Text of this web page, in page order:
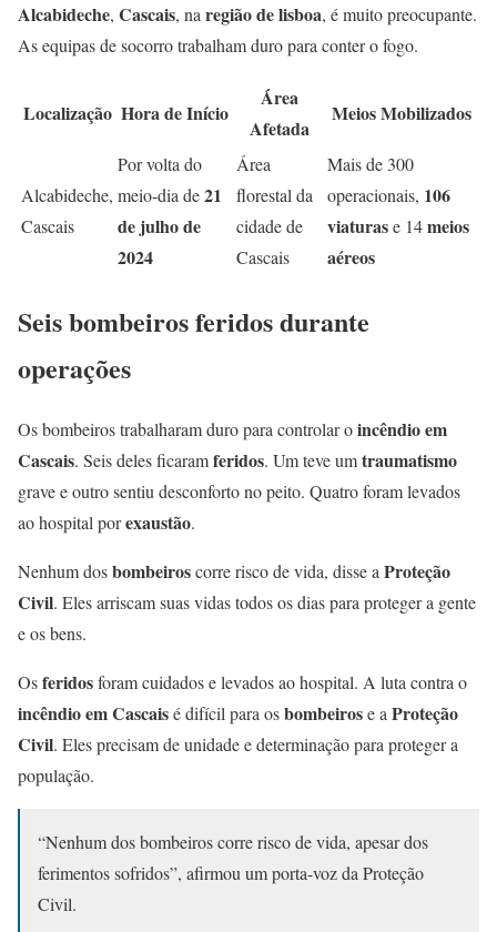
Alcabideche, Cascais, na região de lisboa, é muito preocupante.
As equipas de socorro trabalham duro para conter o fogo.
Localização Hora de Início
Área
Afetada
Meios Mobilizados
Alcabideche,
Cascais
Por volta do
meio-dia de21
de julho de
2024
Área
florestal da
cidade de
Cascais
Mais de 300
operacionais, 106
viaturase 14meios
aéreos
Seis bombeiros feridos durante
operações
Os bombeiros trabalharam duro para controlar oincêndio em
Cascais. Seis deles ficaramferidos. Um teve umtraumatismo
grave e outro sentiu desconforto no peito. Quatro foram levados
ao hospital porexaustão.
Nenhum dosbombeiroscorre risco de vida, disse a Proteção
Civil. Eles arriscam suas vidas todos os dias para proteger a gente
e os bens.
Osferidosforam cuidados e levados ao hospital. A luta contra o
incêndio em Cascaisé difícil para osbombeirose a Proteção
Civil. Eles precisam de unidade e determinação para proteger a
população.
“Nenhum dos bombeiros corre risco de vida, apesar dos
ferimentos sofridos”, afirmou um porta-voz da Proteção
Civil.